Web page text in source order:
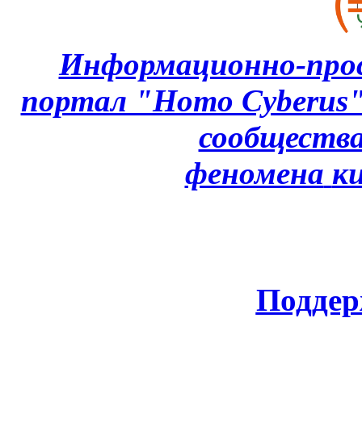
Информационно-
портал "Homo
феномена